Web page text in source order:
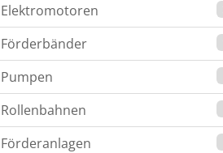
Elektromotoren
Förderbänder
Pumpen
Rollenbahnen
Förderanlagen